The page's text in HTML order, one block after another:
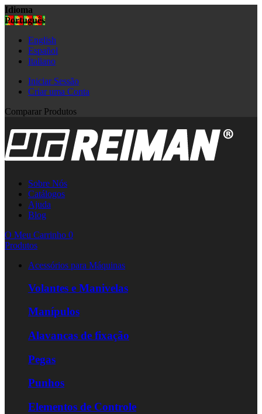
Idioma
Português
English
Español
Italiano
Iniciar Sessão
Criar uma Conta
Comparar Produtos
Sobre Nós
Catálogos
Ajuda
Blog
O Meu Carrinho 0
Produtos
Acessórios para Máquinas
Volantes e Manivelas
Manípulos
Alavancas de fixação
Pegas
Punhos
Elementos de Controle